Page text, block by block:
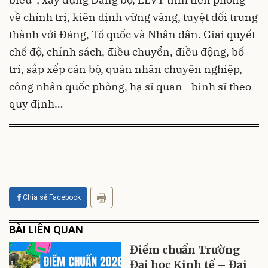
về chính trị, kiên định vững vàng, tuyệt đối trung
thành với Đảng, Tổ quốc và Nhân dân. Giải quyết
chế độ, chính sách, điều chuyển, điều động, bố
trí, sắp xếp cán bộ, quân nhân chuyên nghiệp,
công nhân quốc phòng, hạ sĩ quan - binh sĩ theo
quy định…
Chia sẻ Facebook
BÀI LIÊN QUAN
Điểm chuẩn Trường
Đại học Kinh tế – Đại